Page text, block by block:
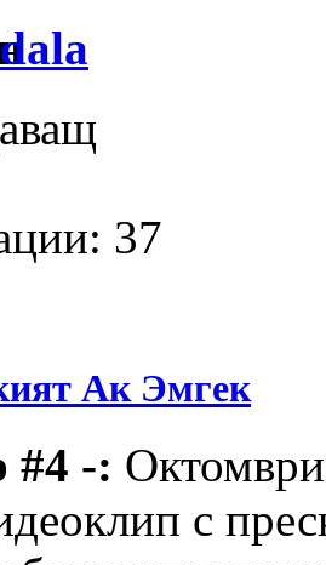
37
Ак Эмгек
#4 -:
с